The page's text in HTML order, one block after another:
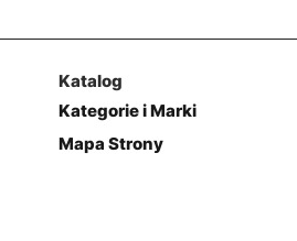
Katalog
Kategorie i Marki
Mapa Strony